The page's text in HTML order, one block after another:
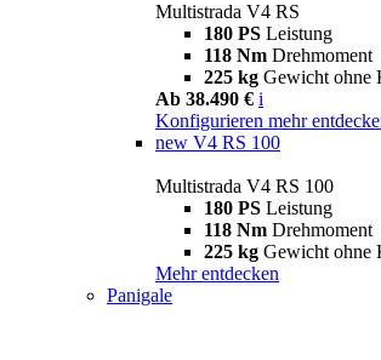
Multistrada V4 RS
180 PS Leistung
118 Nm Drehmoment
225 kg Gewicht ohne
Ab 38.490 € i
Konfigurieren mehr
new V4 RS 100
Multistrada V4 RS 100
180 PS Leistung
118 Nm Drehmoment
225 kg Gewicht ohne
Mehr entdecken
Panigale